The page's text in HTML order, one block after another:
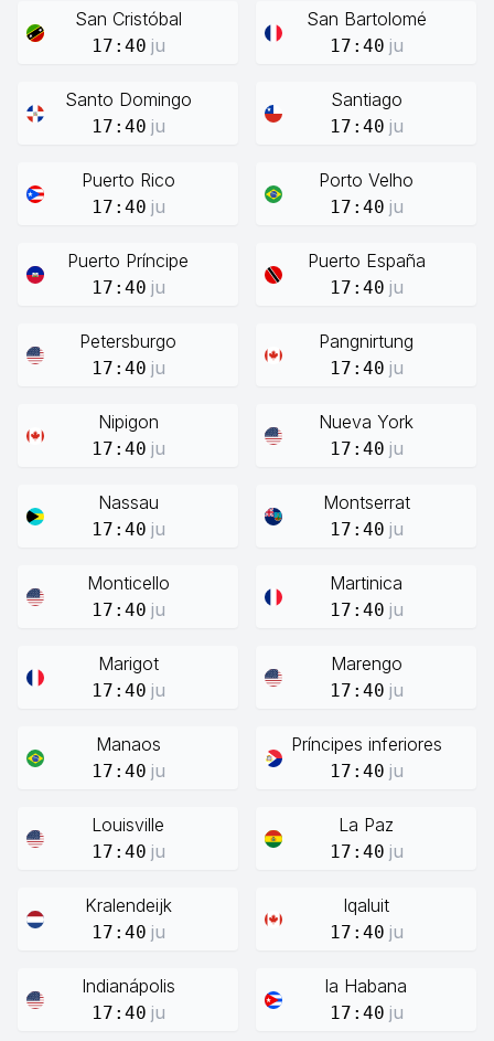
San Cristóbal
17:40 ju
San Bartolomé
17:40 ju
Santo Domingo
17:40 ju
Santiago
17:40 ju
Puerto Rico
17:40 ju
Porto Velho
17:40 ju
Puerto Príncipe
17:40 ju
Puerto España
17:40 ju
Petersburgo
17:40 ju
Pangnirtung
17:40 ju
Nipigon
17:40 ju
Nueva York
17:40 ju
Nassau
17:40 ju
Montserrat
17:40 ju
Monticello
17:40 ju
Martinica
17:40 ju
Marigot
17:40 ju
Marengo
17:40 ju
Manaos
17:40 ju
Príncipes inferiores
17:40 ju
Louisville
17:40 ju
La Paz
17:40 ju
Kralendeijk
17:40 ju
Iqaluit
17:40 ju
Indianápolis
17:40 ju
la Habana
17:40 ju